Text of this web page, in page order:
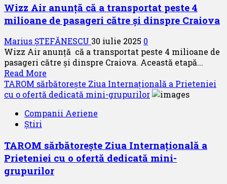
Stopover
Wizz Air anunță că a transportat peste 4
milioane de pasageri către și dinspre Craiova
Marius ȘTEFĂNESCU 30 iulie 2025 0
Wizz Air anunță că a transportat peste 4 milioane de
pasageri către și dinspre Craiova. Această etapă...
Read More
more
about
Air
a
transportat
peste
TAROM sărbătorește Ziua Internațională a Prieteniei
cu o ofertă dedicată mini-grupurilor
Companii Aeriene
Știri
TAROM sărbătorește Ziua Internațională a
Prieteniei cu o ofertă dedicată mini-
grupurilor